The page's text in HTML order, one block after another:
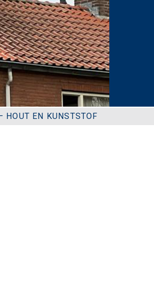
HOUT EN KUNSTSTOF